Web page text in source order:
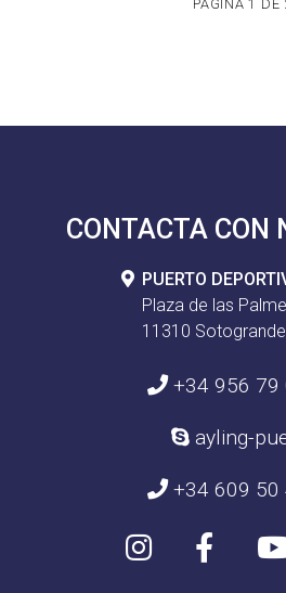
PÁGINA 1 DE
CONTACTA CON
PUERTO
Plaza de las
11310
+34 956 79
ayling-
+34 609 50